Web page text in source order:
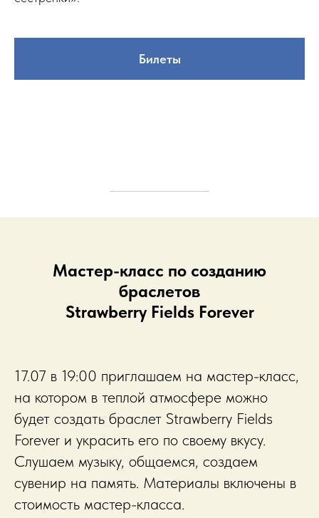
Билеты
Мастер-класс по созданию
браслетов
Strawberry Fields Forever
17.07 в 19:00 приглашаем на мастер-класс,
на котором в теплой атмосфере можно
будет создать браслет Strawberry Fields
Forever и украсить его по своему вкусу.
Слушаем музыку, общаемся, создаем
сувенир на память. Материалы включены в
стоимость мастер-класса.